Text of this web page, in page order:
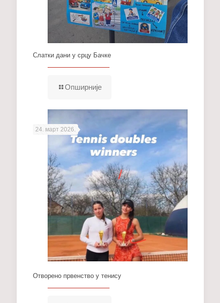
Слатки дани у срцу Бачке
Опширније
24. март 2026.
Отворено првенство у тенису